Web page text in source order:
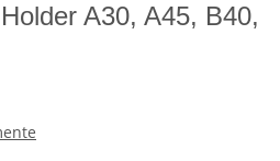
A30, A45, B40,